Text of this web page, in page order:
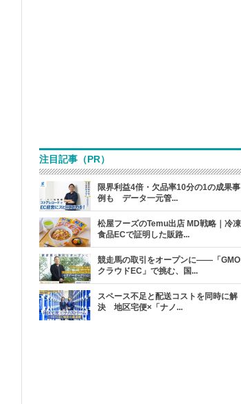
注目記事（PR）
限界利益4倍・欠品率10分の1の成果事
例も データ一元管...
松屋フーズのTemu出店 MD戦略｜冷凍
食品ECで証明した販路...
競走馬の取引をオープンに――「GMO
クラウドEC」で挑む、国...
スペース不足と配送コストを同時に解
決 地区宅便×「ナノ...